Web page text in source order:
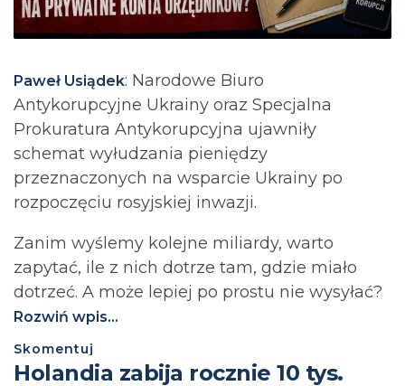
Paweł Usiądek: Narodowe Biuro
Antykorupcyjne Ukrainy oraz Specjalna
Prokuratura Antykorupcyjna ujawniły
schemat wyłudzania pieniędzy
przeznaczonych na wsparcie Ukrainy po
rozpoczęciu rosyjskiej inwazji.
Zanim wyślemy kolejne miliardy, warto
zapytać, ile z nich dotrze tam, gdzie miało
dotrzeć. A może lepiej po prostu nie wysyłać?⁩
Rozwiń wpis...
Skomentuj
Holandia zabija rocznie 10 tys.